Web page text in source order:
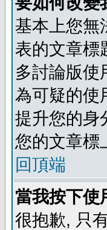
基本上您無
表的文章標
多討論版使
為可疑的使
提升您的身
您的文章標
回頂端
當我按下使
很抱歉, 只